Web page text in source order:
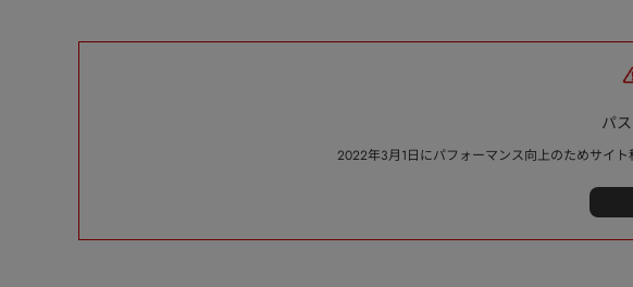
パ
2022年3月1日にパフォーマンス向上のためサイ